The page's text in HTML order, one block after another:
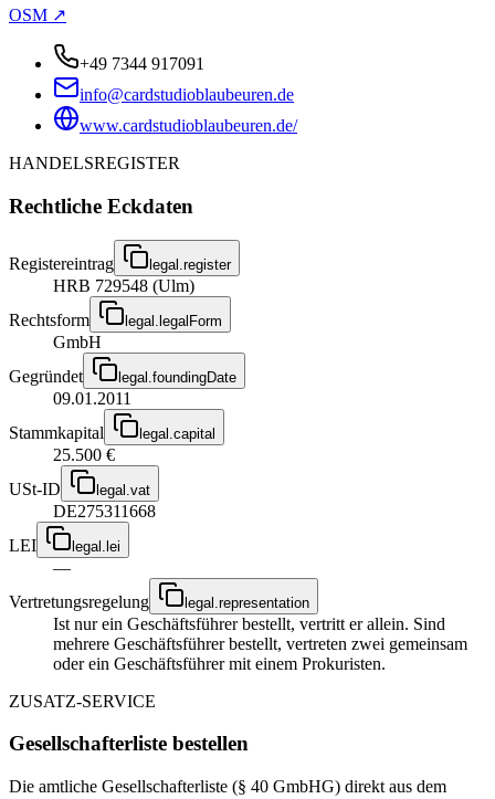
OSM ↗
+49 7344 917091
info@cardstudioblaubeuren.de
www.cardstudioblaubeuren.de/
HANDELSREGISTER
Rechtliche Eckdaten
Registereintrag legal.register
HRB 729548 (Ulm)
Rechtsform
legal.legalForm
GmbH
Gegründet
legal.foundingDate
09.01.2011
Stammkapital
legal.capital
25.500 €
USt-ID
legal.vat
DE275311668
LEI
legal.lei
—
Vertretungsregelung
legal.representation
Ist nur ein Geschäftsführer bestellt, vertritt er allein. Sind
mehrere Geschäftsführer bestellt, vertreten zwei gemeinsam
oder ein Geschäftsführer mit einem Prokuristen.
ZUSATZ-SERVICE
Gesellschafterliste bestellen
Die amtliche Gesellschafterliste (§ 40 GmbHG) direkt aus dem